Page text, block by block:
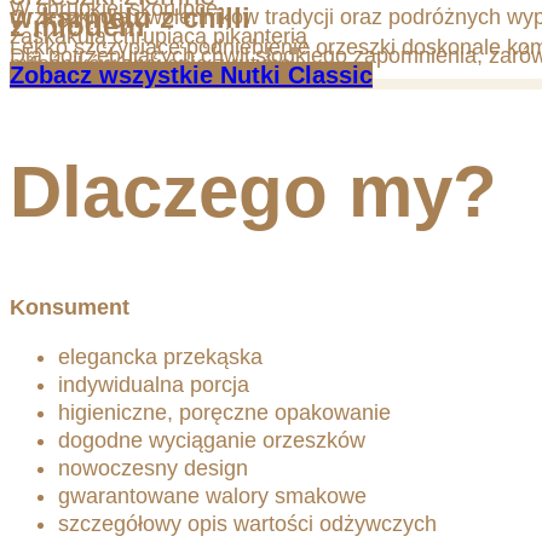
Orzeszki dla zwolenników tradycji oraz podróżnych
W chrupkiej skorupce,
zaskakują chrupiącą pikanterią
miłośników zrywania z rutyną.
z miodem
Dla potrzebujących chwil słodkiego zapomnienia,
w karmelu z chilli
Lekko szczypiące podniebienie orzeszki doskonale
Zobacz wszystkie Nutki Classic
Dlaczego my?
Konsument
elegancka przekąska
indywidualna porcja
higieniczne, poręczne opakowanie
dogodne wyciąganie orzeszków
nowoczesny design
gwarantowane walory smakowe
szczegółowy opis wartości odżywczych